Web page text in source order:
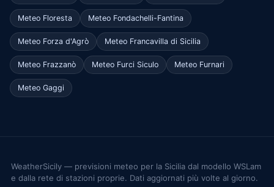
Meteo Floresta Meteo Fondachelli-Fantina
Meteo Forza d'Agrò Meteo Francavilla di Sicilia
Meteo Frazzanò Meteo Furci Siculo Meteo Furnari
Meteo Gaggi
WeatherSicily — previsioni meteo per la Sicilia dal modello WSLam
e dalla rete di stazioni proprie. Dati aggiornati più volte al giorno.